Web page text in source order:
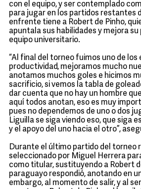
con el equipo, y ser contemplado
para jugar en los partidos restantes
enfrente tiene a Robert de Pinho,
apuntala sus habilidades y mejora su
equipo universitario.
“Al final del torneo fuimos uno de los
productividad, mejoramos mucho
anotamos muchos goles e hicimos
sacrificio, si vemos la tabla de
dar cuenta que no hay un hombre
aquí todos anotan, eso es muy
pues no dependemos de uno o dos
Liguilla se siga viendo eso, que siga
y el apoyo del uno hacia el otro”,
Durante el último partido del torneo
seleccionado por Miguel Herrera
como titular, sustituyendo a Robert
paraguayo respondió, anotando en
embargo, al momento de salir, y al